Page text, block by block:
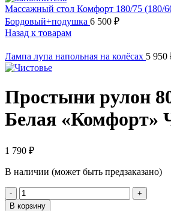
Массажный стол Комфорт 180/75 (180/
Бордовый+подушка 6 500 ₽
Назад к товарам
Лампа лупа напольная на колёсах 5 950
Простыни рулон
Белая «Комфорт»
1 790 ₽
В наличии (может быть предзаказано)
В корзину